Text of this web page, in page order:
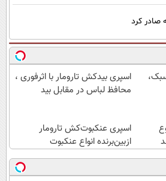
صادر کرد
اسپری بیدکش تارومار با اثرفوری ،
محافظ لباس در مقابل بید
اسپری عنکبوت‌‌کش تارومار
ازبین‌برنده انواع عنکبوت